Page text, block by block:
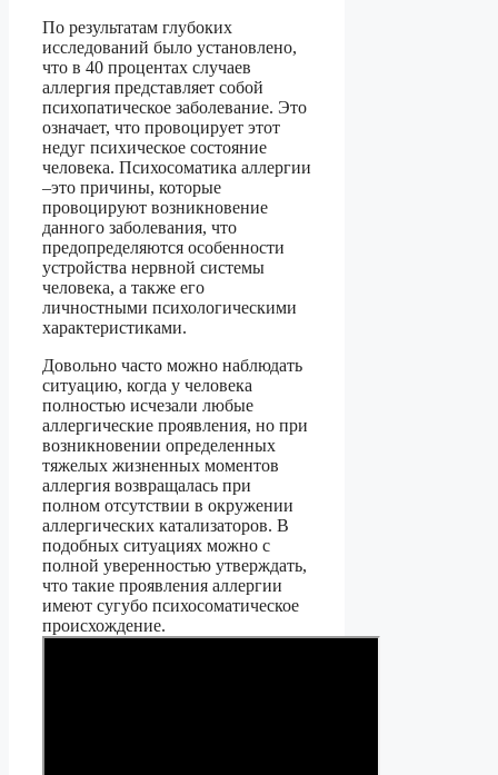
По результатам глубоких
исследований было установлено,
что в 40 процентах случаев
аллергия представляет собой
психопатическое заболевание. Это
означает, что провоцирует этот
недуг психическое состояние
человека. Психосоматика аллергии
–это причины, которые
провоцируют возникновение
данного заболевания, что
предопределяются особенности
устройства нервной системы
человека, а также его
личностными психологическими
характеристиками.
Довольно часто можно наблюдать
ситуацию, когда у человека
полностью исчезали любые
аллергические проявления, но при
возникновении определенных
тяжелых жизненных моментов
аллергия возвращалась при
полном отсутствии в окружении
аллергических катализаторов. В
подобных ситуациях можно с
полной уверенностью утверждать,
что такие проявления аллергии
имеют сугубо психосоматическое
происхождение.